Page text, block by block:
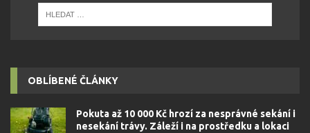
OBLÍBENÉ ČLÁNKY
Pokuta až 10 000 Kč hrozí za nesprávné sekání i
nesekání trávy. Záleží i na prostředku a lokaci